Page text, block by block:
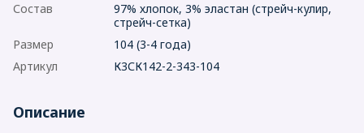
Состав
97% хлопок, 3% эластан (стрейч-кулир,
стрейч-сетка)
Размер
104 (3-4 года)
Артикул
К3СК142-2-343-104
Описание